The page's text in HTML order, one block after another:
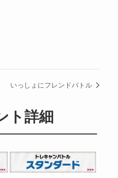
いっしょにフレンドバトル
ト詳細